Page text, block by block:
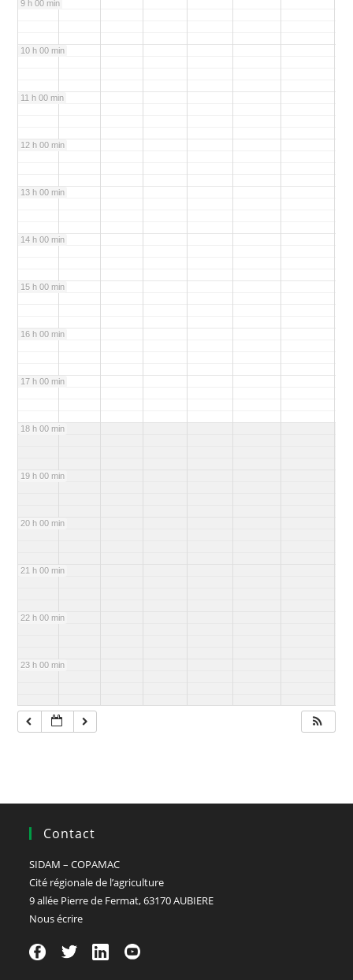
9 h 00 min
10 h 00 min
11 h 00 min
12 h 00 min
13 h 00 min
14 h 00 min
15 h 00 min
16 h 00 min
17 h 00 min
18 h 00 min
19 h 00 min
20 h 00 min
21 h 00 min
22 h 00 min
23 h 00 min
Contact
SIDAM – COPAMAC
Cité régionale de l’agriculture
9 allée Pierre de Fermat, 63170 AUBIERE
Nous écrire